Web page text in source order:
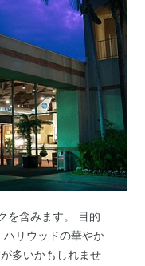
を含みます。 目的
リウッドの華やか
多いかもしれませ